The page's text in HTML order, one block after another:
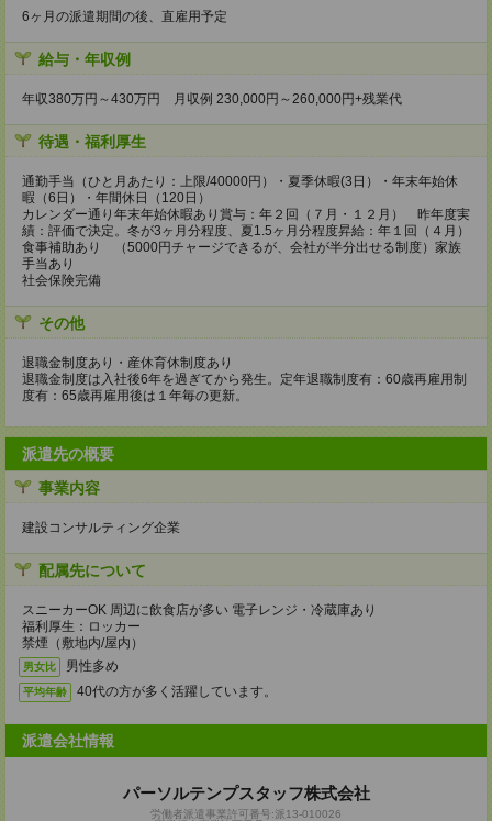
6ヶ月の派遣期間の後、直雇用予定
給与・年収例
年収380万円～430万円 月収例 230,000円～260,000円+残業代
待遇・福利厚生
通勤手当（ひと月あたり：上限/40000円）・夏季休暇(3日）・年末年始休
暇（6日）・年間休日（120日）
カレンダー通り年末年始休暇あり賞与：年２回（７月・１２月） 昨年度実
績：評価で決定。冬が3ヶ月分程度、夏1.5ヶ月分程度昇給：年１回（４月）
食事補助あり （5000円チャージできるが、会社が半分出せる制度）家族
手当あり
社会保険完備
その他
退職金制度あり・産休育休制度あり
退職金制度は入社後6年を過ぎてから発生。定年退職制度有：60歳再雇用制
度有：65歳再雇用後は１年毎の更新。
派遣先の概要
事業内容
建設コンサルティング企業
配属先について
スニーカーOK 周辺に飲食店が多い 電子レンジ・冷蔵庫あり
福利厚生：ロッカー
禁煙（敷地内/屋内）
男女比 男性多め
平均年齢 40代の方が多く活躍しています。
派遣会社情報
パーソルテンプスタッフ株式会社
労働者派遣事業許可番号:派13-010026